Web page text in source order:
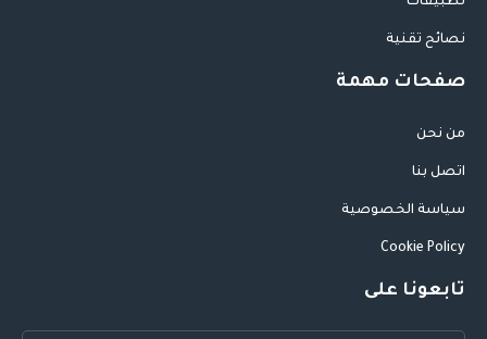
نصائح تقنية
صفحات مهمة
من نحن
اتصل بنا
سياسة الخصوصية
Cookie Policy
تابعونا على